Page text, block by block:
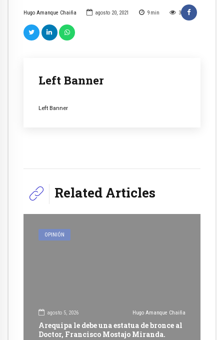
Hugo Amanque Chaiña agosto 20, 2021 9 min 3
Left Banner
Left Banner
Related Articles
OPINIÓN
agosto 5, 2026 Hugo Amanque Chaiña
Arequipa le debe una estatua de bronce al
Doctor, Francisco Mostajo Miranda.